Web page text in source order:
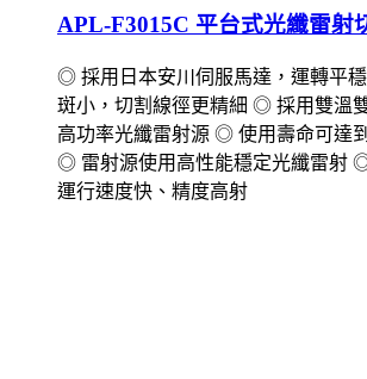
APL-F3015C 平台式光纖雷射
◎ 採用日本安川伺服馬達，運轉平
斑小，切割線徑更精細 ◎ 採用雙溫
高功率光纖雷射源 ◎ 使用壽命可達
◎ 雷射源使用高性能穩定光纖雷射
運行速度快、精度高射